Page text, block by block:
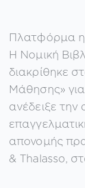
Πλατφόρμα
Η Νομική
διακρίθηκε
Μάθησης»
ανέδειξε
απονομής
& Thalasso,